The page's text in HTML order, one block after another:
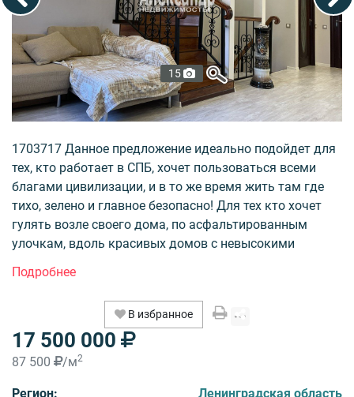
15
1703717 Данное предложение идеально подойдет для
тех, кто работает в СПБ, хочет пользоваться всеми
благами цивилизации, и в то же время жить там где
тихо, зелено и главное безопасно! Для тех кто хочет
гулять возле своего дома, по асфальтированным
улочкам, вдоль красивых домов с невысокими
стиле, и в то же время созерцать водную гладь
чистейших озер, находящихся на территории
охраняемого поселка, где нет ни одного постороннего
человека. Для тех кто хочет иметь возможность в
любой момент оказаться рядом с сосновым лесом,
В избранное
17 500 000
87 500 /м2
Регион:
Ленинградская область